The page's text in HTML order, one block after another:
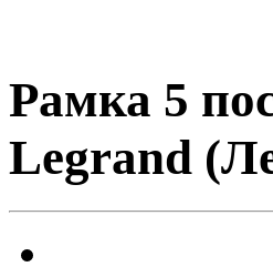
Рамка 5
Legrand